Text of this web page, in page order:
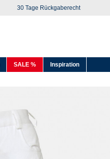
30 Tage Rückgaberecht
SALE % Inspiration